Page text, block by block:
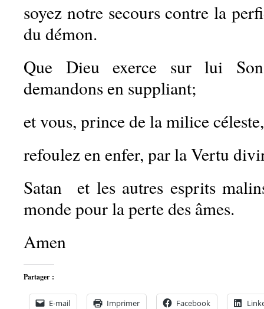
soyez notre secours contre la
du démon.
Que Dieu exerce sur lui
demandons en suppliant;
et vous, prince de la milice céleste,
refoulez en enfer, par la Vertu
Satan et les autres esprits
monde pour la perte des âmes.
Amen
Partager :
E-mail Imprimer Facebook